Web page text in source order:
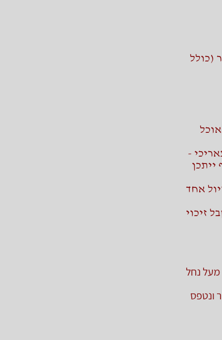
(כולל
-
ניסן. בנוסף ייתכן
אחד
זיכוי
מעל נחל
ונטפס